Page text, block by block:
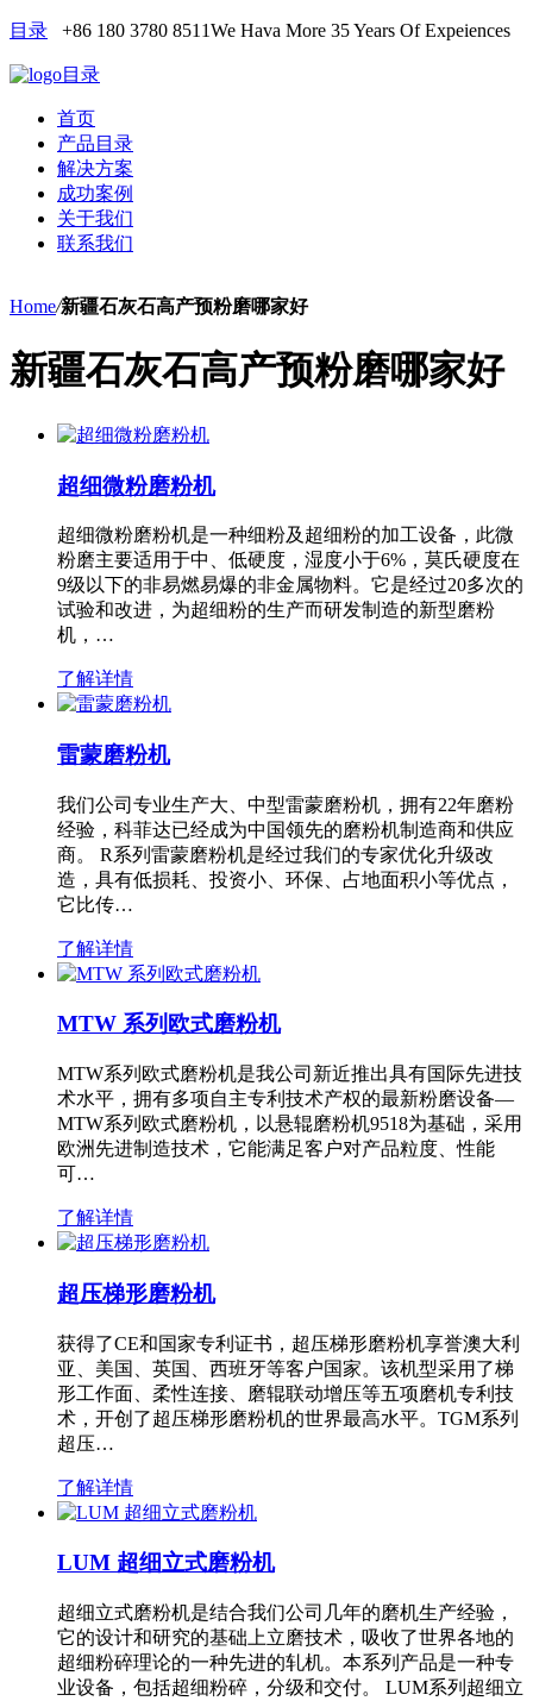
目录 +86 180 3780 8511We Hava More 35 Years Of Expeiences
目录
首页
产品目录
解决方案
成功案例
关于我们
联系我们
Home/新疆石灰石高产预粉磨哪家好
新疆石灰石高产预粉磨哪家好
超细微粉磨粉机
超细微粉磨粉机是一种细粉及超细粉的加工设备，此微
粉磨主要适用于中、低硬度，湿度小于6%，莫氏硬度在
9级以下的非易燃易爆的非金属物料。它是经过20多次的
试验和改进，为超细粉的生产而研发制造的新型磨粉
机，…
了解详情
雷蒙磨粉机
我们公司专业生产大、中型雷蒙磨粉机，拥有22年磨粉
经验，科菲达已经成为中国领先的磨粉机制造商和供应
商。 R系列雷蒙磨粉机是经过我们的专家优化升级改
造，具有低损耗、投资小、环保、占地面积小等优点，
它比传…
了解详情
MTW 系列欧式磨粉机
MTW系列欧式磨粉机是我公司新近推出具有国际先进技
术水平，拥有多项自主专利技术产权的最新粉磨设备—
MTW系列欧式磨粉机，以悬辊磨粉机9518为基础，采用
欧洲先进制造技术，它能满足客户对产品粒度、性能
可…
了解详情
超压梯形磨粉机
获得了CE和国家专利证书，超压梯形磨粉机享誉澳大利
亚、美国、英国、西班牙等客户国家。该机型采用了梯
形工作面、柔性连接、磨辊联动增压等五项磨机专利技
术，开创了超压梯形磨粉机的世界最高水平。TGM系列
超压…
了解详情
LUM 超细立式磨粉机
超细立式磨粉机是结合我们公司几年的磨机生产经验，
它的设计和研究的基础上立磨技术，吸收了世界各地的
超细粉碎理论的一种先进的轧机。本系列产品是一种专
业设备，包括超细粉碎，分级和交付。 LUM系列超细立